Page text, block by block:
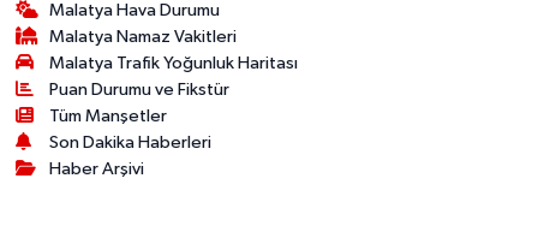
Malatya Hava Durumu
Malatya Namaz Vakitleri
Malatya Trafik Yoğunluk Haritası
Puan Durumu ve Fikstür
Tüm Manşetler
Son Dakika Haberleri
Haber Arşivi